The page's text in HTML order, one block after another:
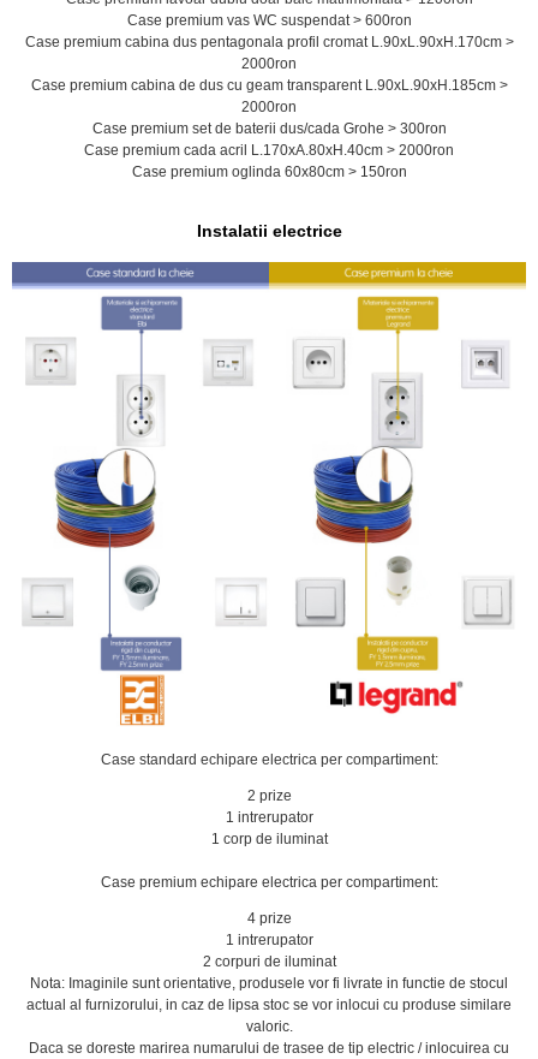
Case premium vas WC suspendat > 600ron
Case premium cabina dus pentagonala profil cromat L.90xL.90xH.170cm >
2000ron
Case premium cabina de dus cu geam transparent L.90xL.90xH.185cm >
2000ron
Case premium set de baterii dus/cada Grohe > 300ron
Case premium cada acril L.170xA.80xH.40cm > 2000ron
Case premium oglinda 60x80cm > 150ron
Instalatii electrice
Case standard echipare electrica per compartiment:
2 prize
1 intrerupator
1 corp de iluminat
Case premium echipare electrica per compartiment:
4 prize
1 intrerupator
2 corpuri de iluminat
Nota: Imaginile sunt orientative, produsele vor fi livrate in functie de stocul
actual al furnizorului, in caz de lipsa stoc se vor inlocui cu produse similare
valoric.
Daca se doreste marirea numarului de trasee de tip electric / inlocuirea cu